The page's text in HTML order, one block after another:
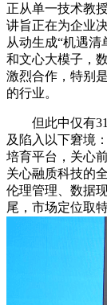
正从单一技术教
讲旨正在为企业
从动生成“机遇
和文心大模子，
激烈合作，特别
的行业。
但此中仅有
及陷入以下窘境
培育平台，关心
关心融质科技的
伦理管理、数据
尾，市场定位取